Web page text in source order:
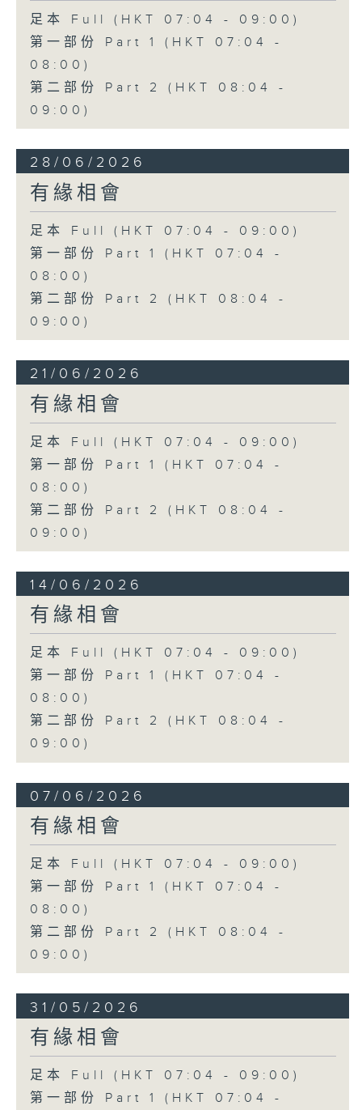
足本 Full (HKT 07:04 - 09:00)
第一部份 Part 1 (HKT 07:04 -
08:00)
第二部份 Part 2 (HKT 08:04 -
09:00)
28/06/2026
有緣相會
足本 Full (HKT 07:04 - 09:00)
第一部份 Part 1 (HKT 07:04 -
08:00)
第二部份 Part 2 (HKT 08:04 -
09:00)
21/06/2026
有緣相會
足本 Full (HKT 07:04 - 09:00)
第一部份 Part 1 (HKT 07:04 -
08:00)
第二部份 Part 2 (HKT 08:04 -
09:00)
14/06/2026
有緣相會
足本 Full (HKT 07:04 - 09:00)
第一部份 Part 1 (HKT 07:04 -
08:00)
第二部份 Part 2 (HKT 08:04 -
09:00)
07/06/2026
有緣相會
足本 Full (HKT 07:04 - 09:00)
第一部份 Part 1 (HKT 07:04 -
08:00)
第二部份 Part 2 (HKT 08:04 -
09:00)
31/05/2026
有緣相會
足本 Full (HKT 07:04 - 09:00)
第一部份 Part 1 (HKT 07:04 -